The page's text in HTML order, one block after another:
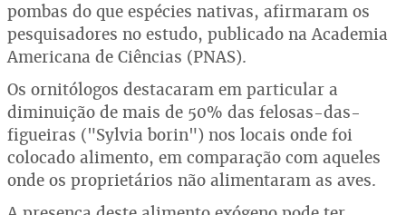
pombas do que espécies nativas, afirmaram os
pesquisadores no estudo, publicado na Academia
Americana de Ciências (PNAS).
Os ornitólogos destacaram em particular a
diminuição de mais de 50% das felosas-das-
figueiras ("Sylvia borin") nos locais onde foi
colocado alimento, em comparação com aqueles
onde os proprietários não alimentaram as aves.